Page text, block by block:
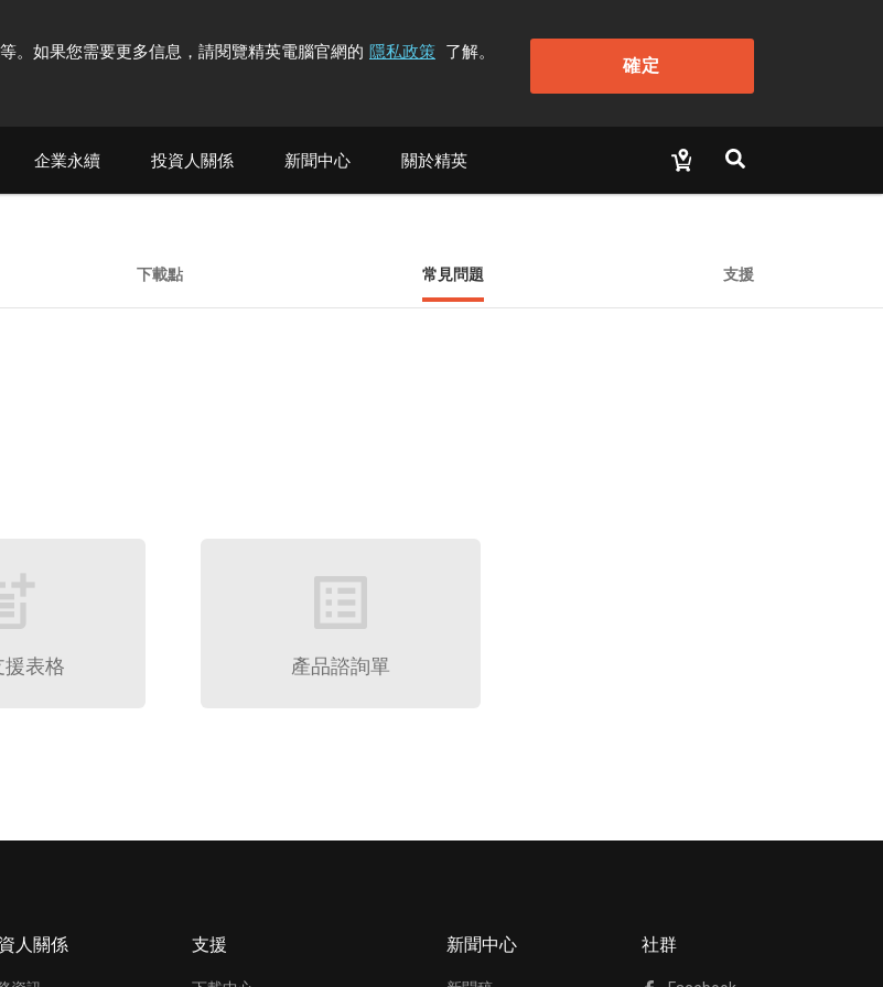
。如果您需要更多信息，請閱覽精英電腦官網的 隱私政策 了解。
確定
企業永續 投資人關係 新聞中心 關於精英
下載點 常見問題 支援
表格
list_alt
產品諮詢單
人關係 支援 新聞中心 社群